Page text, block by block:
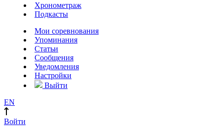
Хронометраж
Подкасты
Мои соревнования
Упоминания
Статьи
Сообщения
Уведомления
Настройки
Выйти
EN
Войти